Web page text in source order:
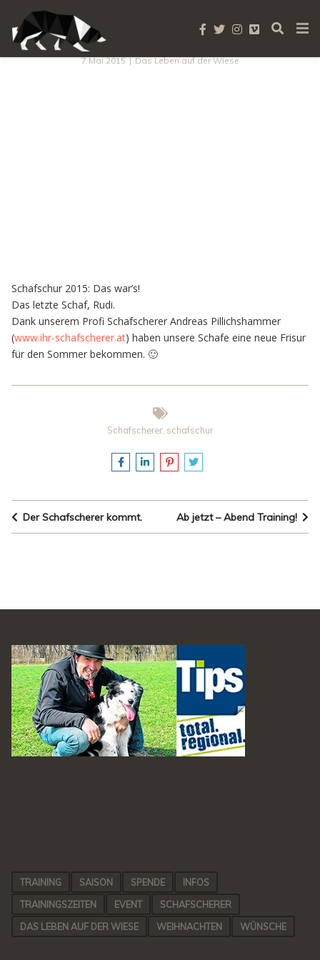
Schafschur 2015
7 Mai 2015 | Das Leben auf der Wiese
Schafschur 2015: Das war’s!
Das letzte Schaf, Rudi.
Dank unserem Profi Schafscherer Andreas Pillichshammer
(www.ihr-schafscherer.at) haben unsere Schafe eine neue Frisur
für den Sommer bekommen. 🙂
Schafscherer, schafschur
Der Schafscherer kommt. Ab jetzt – Abend Training!
TRAINING SAISON SPENDE
INFOS
TRAININGSZEITEN
EVENT
SCHAFSCHERER
DAS LEBEN AUF DER WIESE
WEIHNACHTEN WÜNSCHE